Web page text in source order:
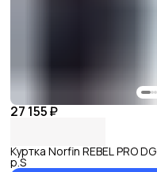
27 155 ₽
Куртка Norfin REBEL PRO DG
р.S